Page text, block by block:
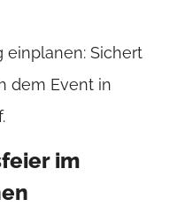
einplanen: Sichert
dem Event in
im